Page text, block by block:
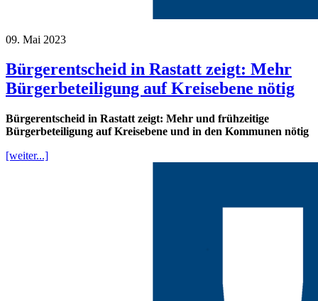
09. Mai 2023
Bürgerentscheid in Rastatt zeigt: Mehr
Bürgerbeteiligung auf Kreisebene nötig
Bürgerentscheid in Rastatt zeigt: Mehr und frühzeitige
Bürgerbeteiligung auf Kreisebene und in den Kommunen nötig
[weiter...]